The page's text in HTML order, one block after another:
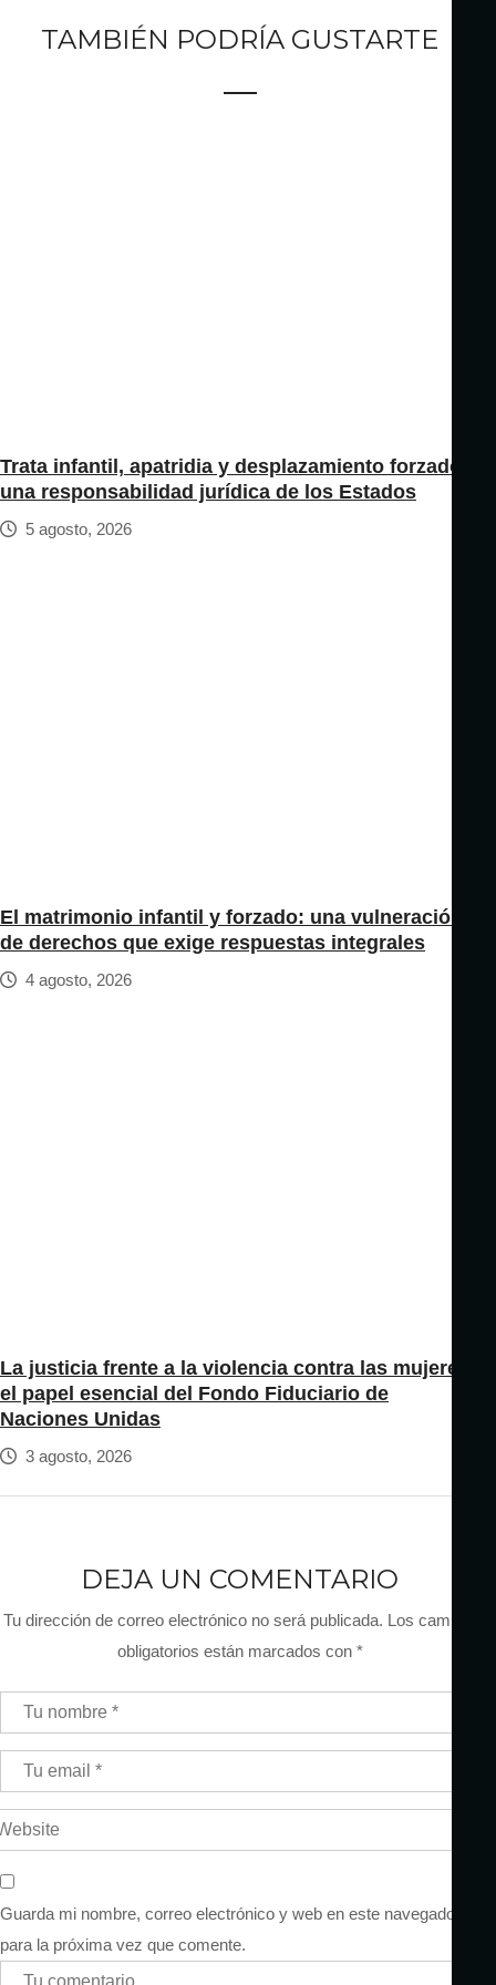
TAMBIÉN PODRÍA GUSTARTE
Trata infantil, apatridia y desplazamiento forzado:
una responsabilidad jurídica de los Estados
5 agosto, 2026
El matrimonio infantil y forzado: una vulneración
de derechos que exige respuestas integrales
4 agosto, 2026
La justicia frente a la violencia contra las mujeres:
el papel esencial del Fondo Fiduciario de
Naciones Unidas
3 agosto, 2026
DEJA UN COMENTARIO
Tu dirección de correo electrónico no será publicada. Los campos
obligatorios están marcados con *
Guarda mi nombre, correo electrónico y web en este navegador
para la próxima vez que comente.